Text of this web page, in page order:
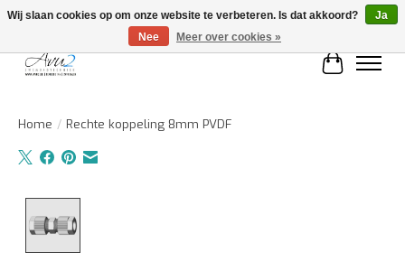
Home / Rechte koppeling 8mm PVDF
Wij slaan cookies op om onze website te verbeteren. Is dat akkoord?
Ja
Nee
Meer over cookies »